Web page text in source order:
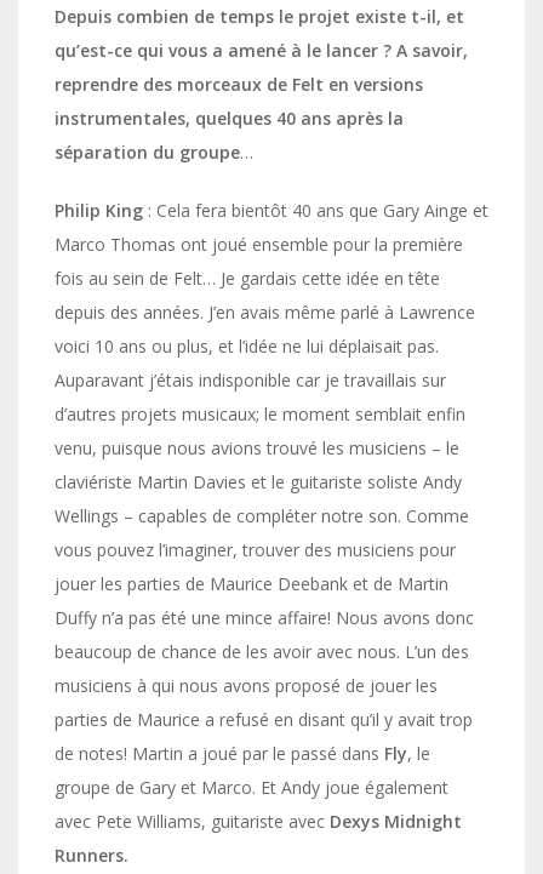
Depuis combien de temps le projet existe t-il, et
qu’est-ce qui vous a amené à le lancer ? A savoir,
reprendre des morceaux de Felt en versions
instrumentales, quelques 40 ans après la
séparation du groupe…
Philip King : Cela fera bientôt 40 ans que Gary Ainge et
Marco Thomas ont joué ensemble pour la première
fois au sein de Felt… Je gardais cette idée en tête
depuis des années. J’en avais même parlé à Lawrence
voici 10 ans ou plus, et l’idée ne lui déplaisait pas.
Auparavant j’étais indisponible car je travaillais sur
d’autres projets musicaux; le moment semblait enfin
venu, puisque nous avions trouvé les musiciens – le
claviériste Martin Davies et le guitariste soliste Andy
Wellings – capables de compléter notre son. Comme
vous pouvez l’imaginer, trouver des musiciens pour
jouer les parties de Maurice Deebank et de Martin
Duffy n’a pas été une mince affaire! Nous avons donc
beaucoup de chance de les avoir avec nous. L’un des
musiciens à qui nous avons proposé de jouer les
parties de Maurice a refusé en disant qu’il y avait trop
de notes! Martin a joué par le passé dans Fly, le
groupe de Gary et Marco. Et Andy joue également
avec Pete Williams, guitariste avec Dexys Midnight
Runners.